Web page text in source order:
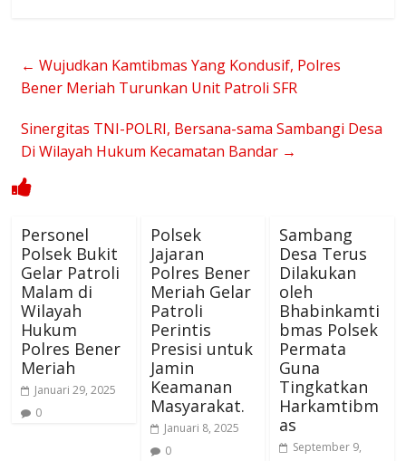
← Wujudkan Kamtibmas Yang Kondusif, Polres
Bener Meriah Turunkan Unit Patroli SFR
Sinergitas TNI-POLRI, Bersana-sama Sambangi Desa
Di Wilayah Hukum Kecamatan Bandar →
Personel
Polsek Bukit
Gelar Patroli
Malam di
Wilayah
Hukum
Polres Bener
Meriah
Januari 29, 2025
0
Polsek
Jajaran
Polres Bener
Meriah Gelar
Patroli
Perintis
Presisi untuk
Jamin
Keamanan
Masyarakat.
Januari 8, 2025
0
Sambang
Desa Terus
Dilakukan
oleh
Bhabinkamti
bmas Polsek
Permata
Guna
Tingkatkan
Harkamtibm
as
September 9,